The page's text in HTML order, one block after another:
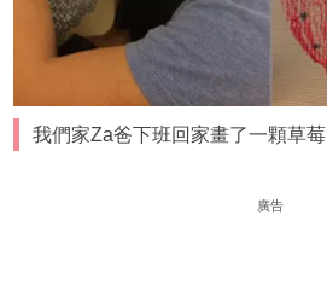
我們家Za爸下班回家畫了一顆草莓
廣告